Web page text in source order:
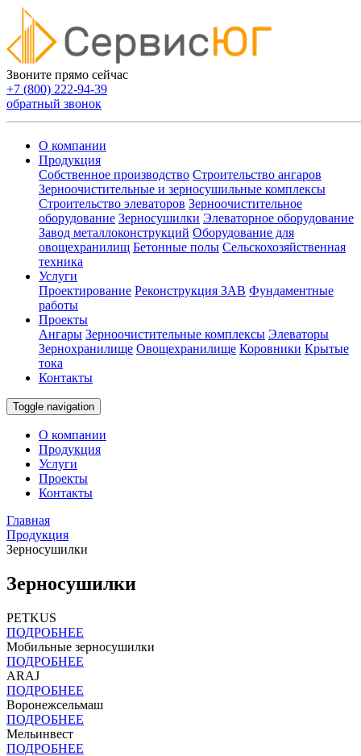
Звоните прямо сейчас
+7 (800) 222-94-39
обратный звонок
О компании
Продукция
Собственное производство Строительство ангаров
Зерноочистительные и зерносушильные комплексы
Строительство элеваторов Зерноочистительное
оборудование Зерносушилки Элеваторное оборудование
Завод металлоконструкций Оборудование для
овощехранилищ Бетонные полы Сельскохозяйственная
техника
Услуги
Проектирование Реконструкция ЗАВ Фундаментные
работы
Проекты
Ангары Зерноочистительные комплексы Элеваторы
Зернохранилище Овощехранилищe Коровники Крытые
тока
Контакты
Toggle navigation
О компании
Продукция
Услуги
Проекты
Контакты
Главная
Продукция
Зерносушилки
Зерносушилки
PETKUS
ПОДРОБНЕЕ
Мобильные зерносушилки
ПОДРОБНЕЕ
ARAJ
ПОДРОБНЕЕ
Воронежсельмаш
ПОДРОБНЕЕ
Мельинвест
ПОДРОБНЕЕ